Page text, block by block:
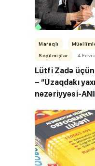
Maraqlı
Seçilmişlər
4
Lütfi Zadə
– “Uzaqdakı
nəzəriyyəsi-